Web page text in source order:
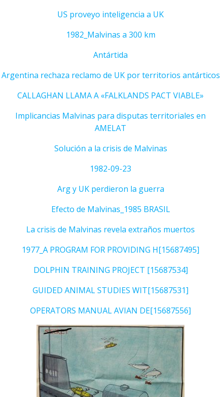
US proveyo inteligencia a UK
1982_Malvinas a 300 km
Antártida
Argentina rechaza reclamo de UK por territorios antárticos
CALLAGHAN LLAMA A «FALKLANDS PACT VIABLE»
Implicancias Malvinas para disputas territoriales en
AMELAT
Solución a la crisis de Malvinas
1982-09-23
Arg y UK perdieron la guerra
Efecto de Malvinas_1985 BRASIL
La crisis de Malvinas revela extraños muertos
1977_A PROGRAM FOR PROVIDING H[15687495]
DOLPHIN TRAINING PROJECT [15687534]
GUIDED ANIMAL STUDIES WIT[15687531]
OPERATORS MANUAL AVIAN DE[15687556]